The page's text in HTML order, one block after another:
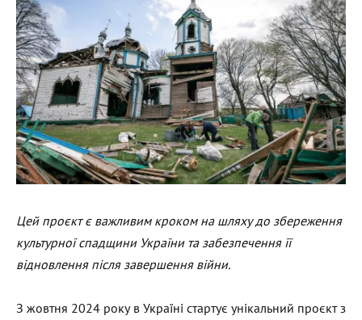
Цей проєкт є важливим кроком на шляху до збереження
культурної спадщини України та забезпечення її
відновлення після завершення війни.
З жовтня 2024 року в Україні стартує унікальний проєкт з